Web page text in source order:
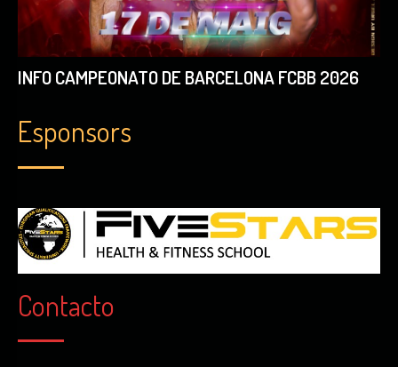
INFO CAMPEONATO DE BARCELONA FCBB 2026
Esponsors
Contacto